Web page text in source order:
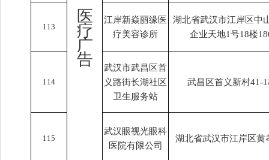
医
疗
广
告
113
江岸新焱丽缘医
疗美容诊所
湖北省武汉市江岸区中
企业天地1号18楼
114
武汉市武昌区首
义路街长湖社区
卫生服务站
武昌区首义新村41-
115
武汉眼视光眼科
医院有限公司
湖北省武汉市江岸区黄